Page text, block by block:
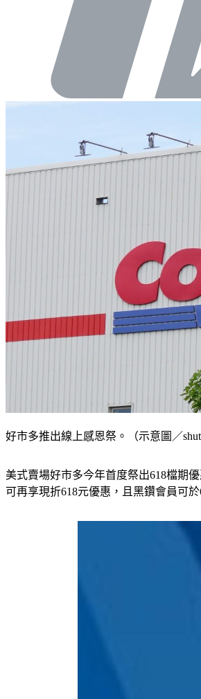
好市多推出線上感恩祭。（示意圖／
美式賣場好市多今年首度祭出618檔期
可再享現折618元優惠，且黑鑽會員可